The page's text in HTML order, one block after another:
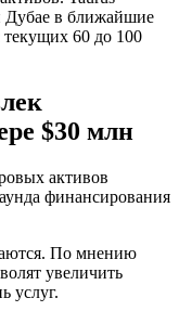
Дубае в ближайшие
текущих 60 до 100
$30 млн
активов
финансирования
По мнению
увеличить
услуг.